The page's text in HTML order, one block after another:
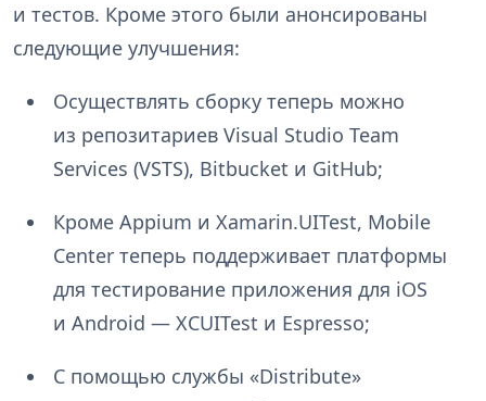
и тестов. Кроме этого были анонсированы
следующие улучшения:
Осуществлять сборку теперь можно
из репозитариев Visual Studio Team
Services (VSTS), Bitbucket и GitHub;
Кроме Appium и Xamarin.UITest, Mobile
Center теперь поддерживает платформы
для тестирование приложения для iOS
и Android — XCUITest и Espresso;
С помощью службы «Distribute»